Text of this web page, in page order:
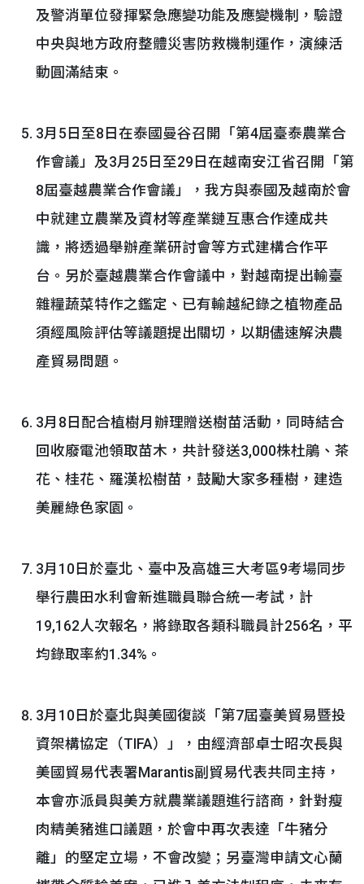
及警消單位發揮緊急應變功能及應變機制，驗證
中央與地方政府整體災害防救機制運作，演練活
動圓滿結束。
3月5日至8日在泰國曼谷召開「第4屆臺泰農業合
作會議」及3月25日至29日在越南安江省召開「第
8屆臺越農業合作會議」，我方與泰國及越南於會
中就建立農業及資材等產業鏈互惠合作達成共
識，將透過舉辦產業研討會等方式建構合作平
台。另於臺越農業合作會議中，對越南提出輸臺
雜糧蔬菜特作之鑑定、已有輸越紀錄之植物產品
須經風險評估等議題提出關切，以期儘速解決農
產貿易問題。
3月8日配合植樹月辦理贈送樹苗活動，同時結合
回收廢電池領取苗木，共計發送3,000株杜鵑、茶
花、桂花、羅漢松樹苗，鼓勵大家多種樹，建造
美麗綠色家園。
3月10日於臺北、臺中及高雄三大考區9考場同步
舉行農田水利會新進職員聯合統一考試，計
19,162人次報名，將錄取各類科職員計256名，平
均錄取率約1.34%。
3月10日於臺北與美國復談「第7屆臺美貿易暨投
資架構協定（TIFA）」，由經濟部卓士昭次長與
美國貿易代表署Marantis副貿易代表共同主持，
本會亦派員與美方就農業議題進行諮商，針對瘦
肉精美豬進口議題，於會中再次表達「牛豬分
離」的堅定立場，不會改變；另臺灣申請文心蘭